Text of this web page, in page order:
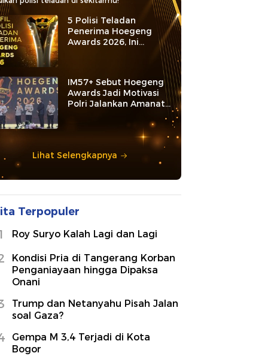
5 Polisi Teladan
Penerima Hoegeng
Awards 2026, Ini
Kategori dan Kiprahnya
IM57+ Sebut Hoegeng
Awards Jadi Motivasi
Polri Jalankan Amanat
Lihat Selengkapnya
Terpopuler
Roy Suryo Kalah Lagi dan Lagi
Kondisi Pria di Tangerang Korban
Penganiayaan hingga Dipaksa
Onani
Trump dan Netanyahu Pisah Jalan
soal Gaza?
Gempa M 3,4 Terjadi di Kota
Bogor